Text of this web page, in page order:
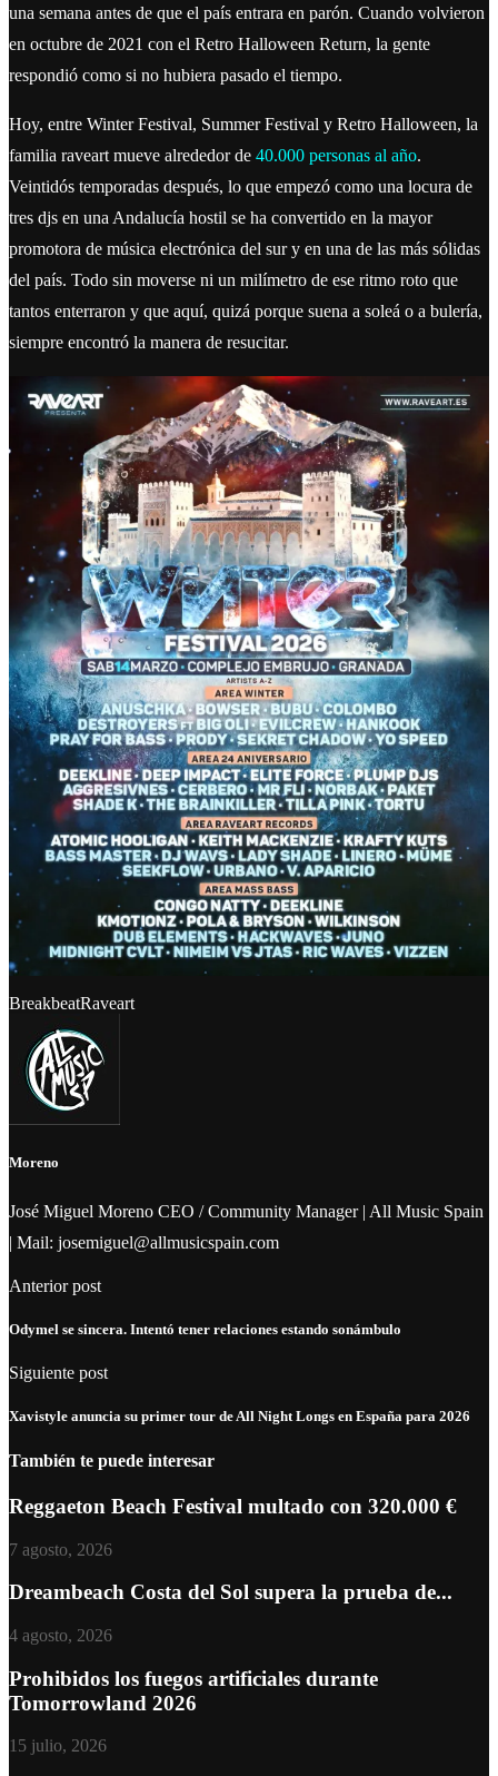
una semana antes de que el país entrara en parón. Cuando volvieron
en octubre de 2021 con el Retro Halloween Return, la gente
respondió como si no hubiera pasado el tiempo.
Hoy, entre Winter Festival, Summer Festival y Retro Halloween, la
familia raveart mueve alrededor de 40.000 personas al año.
Veintidós temporadas después, lo que empezó como una locura de
tres djs en una Andalucía hostil se ha convertido en la mayor
promotora de música electrónica del sur y en una de las más sólidas
del país. Todo sin moverse ni un milímetro de ese ritmo roto que
tantos enterraron y que aquí, quizá porque suena a soleá o a bulería,
siempre encontró la manera de resucitar.
BreakbeatRaveart
Moreno
José Miguel Moreno CEO / Community Manager | All Music Spain
| Mail: josemiguel@allmusicspain.com
Anterior post
Odymel se sincera. Intentó tener relaciones estando sonámbulo
Siguiente post
Xavistyle anuncia su primer tour de All Night Longs en España para 2026
También te puede interesar
Reggaeton Beach Festival multado con 320.000 €
7 agosto, 2026
Dreambeach Costa del Sol supera la prueba de...
4 agosto, 2026
Prohibidos los fuegos artificiales durante
Tomorrowland 2026
15 julio, 2026